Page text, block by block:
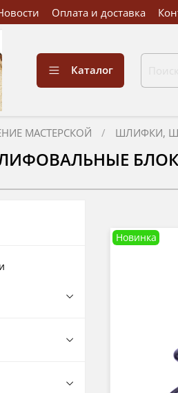
Оплата и доставка
Каталог
МАСТЕРСКОЙ ШЛИФКИ,
Новинка